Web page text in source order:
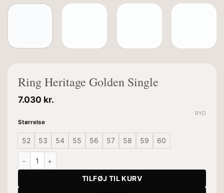
Ring Heritage Golden Single
7.030 kr.
Størrelse
52 53 54 55 56 57 58 59 60
RYD
Ring Heritage Golden Single antal
TILFØJ TIL KURV